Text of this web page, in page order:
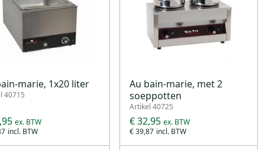
marie, 1x20 liter
40715
Au bain-marie, met 2
soeppotten
Artikel 40725
€ 39,87
€ 32,95